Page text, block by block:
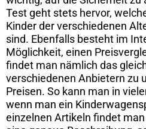
Test geht stets hervor,
Kinder der verschiedenen
sind. Ebenfalls besteht im
Möglichkeit, einen
findet man nämlich das
verschiedenen Anbietern zu
Preisen. So kann man in
wenn man ein
einzelnen Artikeln findet